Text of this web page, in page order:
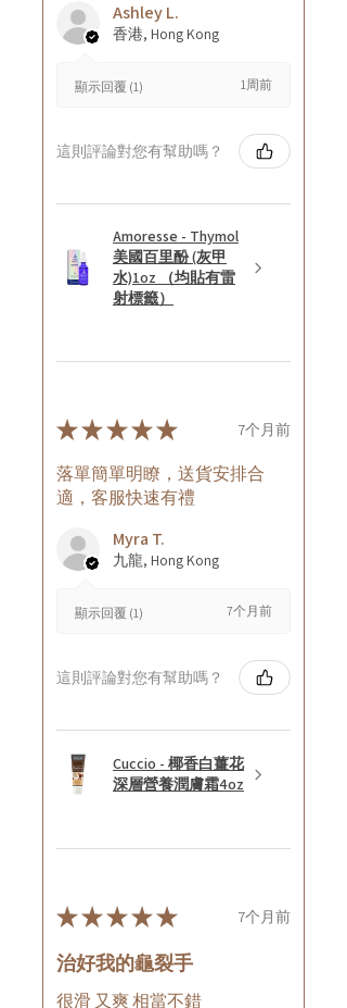
Ashley L.
香港, Hong Kong
顯示回覆 (1) 1周前
這則評論對您有幫助嗎？
Amoresse - Thymol
美國百里酚 (灰甲
水)1oz （均貼有雷
射標籤）
★★★★★ 7个月前
落單簡單明瞭，送貨安排合
適，客服快速有禮
Myra T.
九龍, Hong Kong
顯示回覆 (1) 7个月前
這則評論對您有幫助嗎？
Cuccio - 椰香白薑花
深層營養潤膚霜4oz
★★★★★ 7个月前
治好我的龜裂手
很滑 又爽 相當不錯